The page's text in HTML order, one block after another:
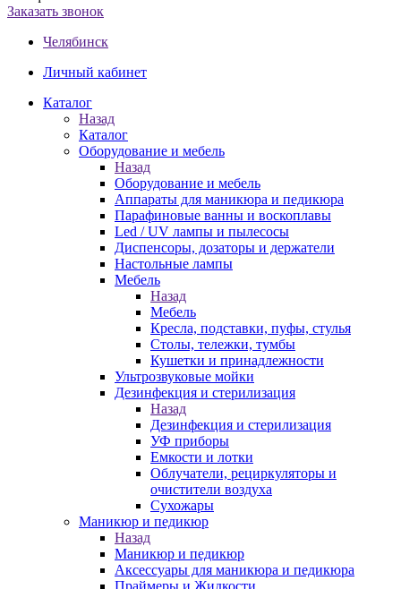
Заказать звонок
Челябинск
Личный кабинет
Каталог
Назад
Каталог
Оборудование и мебель
Назад
Оборудование и мебель
Аппараты для маникюра и педикюра
Парафиновые ванны и воскоплавы
Led / UV лампы и пылесосы
Диспенсоры, дозаторы и держатели
Настольные лампы
Мебель
Назад
Мебель
Кресла, подставки, пуфы, стулья
Столы, тележки, тумбы
Кушетки и принадлежности
Ультрозвуковые мойки
Дезинфекция и стерилизация
Назад
Дезинфекция и стерилизация
УФ приборы
Емкости и лотки
Облучатели, рециркуляторы и
очистители воздуха
Сухожары
Маникюр и педикюр
Назад
Маникюр и педикюр
Аксессуары для маникюра и педикюра
Праймеры и Жидкости